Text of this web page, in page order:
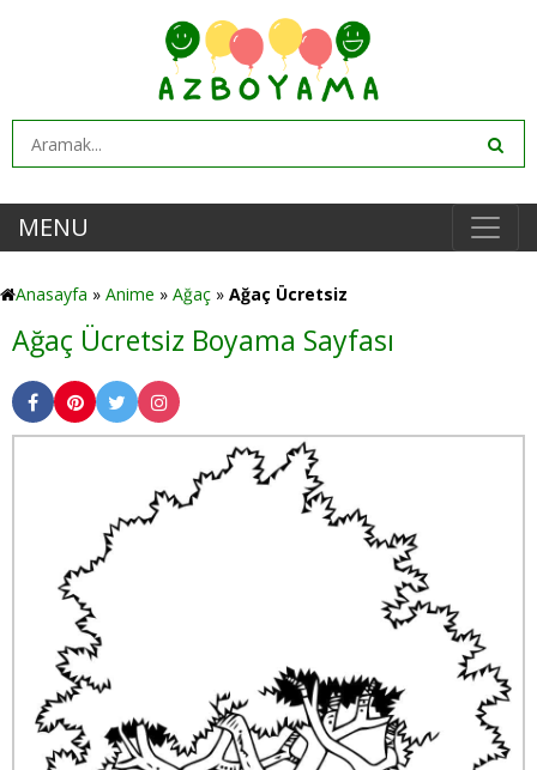
MENU
Anasayfa » Anime » Ağaç » Ağaç Ücretsiz
Ağaç Ücretsiz Boyama Sayfası